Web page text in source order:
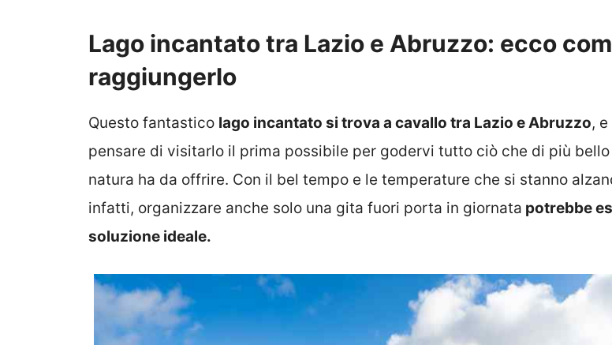
Lago incantato tra Lazio e Abruzzo: ecco
raggiungerlo
Questo fantastico lago incantato si trova a cavallo tra Lazio e Abruzzo,
pensare di visitarlo il prima possibile per godervi tutto ciò che di più bello
natura ha da offrire. Con il bel tempo e le temperature che si stanno
infatti, organizzare anche solo una gita fuori porta in giornata potrebbe
soluzione ideale.